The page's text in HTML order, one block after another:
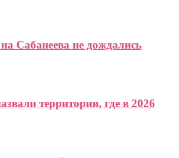
Сабанеева не дождались
территории, где в 2026